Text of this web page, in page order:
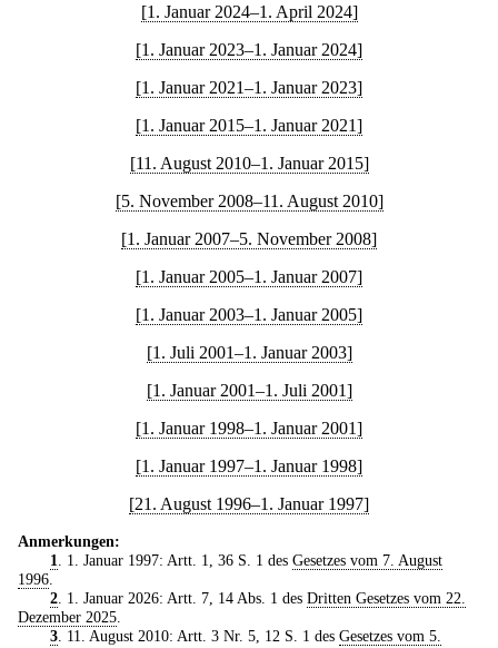
[1. Januar 2024–1. April 2024]
[1. Januar 2023–1. Januar 2024]
[1. Januar 2021–1. Januar 2023]
[1. Januar 2015–1. Januar 2021]
[11. August 2010–1. Januar 2015]
[5. November 2008–11. August 2010]
[1. Januar 2007–5. November 2008]
[1. Januar 2005–1. Januar 2007]
[1. Januar 2003–1. Januar 2005]
[1. Juli 2001–1. Januar 2003]
[1. Januar 2001–1. Juli 2001]
[1. Januar 1998–1. Januar 2001]
[1. Januar 1997–1. Januar 1998]
[21. August 1996–1. Januar 1997]
Anmerkungen:
1
. 1. Januar 1997: Artt. 1, 36 S. 1 des Gesetzes vom 7. August
1996
2. 1. Januar 2026: Artt. 7, 14 Abs. 1 des Dritten Gesetzes vom 22.
Dezember 2025
3. 11. August 2010: Artt. 3 Nr. 5, 12 S. 1 des Gesetzes vom 5.